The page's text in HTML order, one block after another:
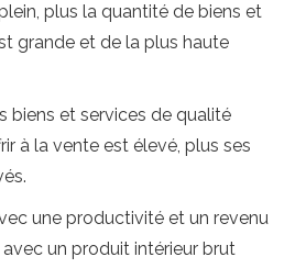
plus la quantité de biens et
grande et de la plus haute
biens et services de qualité
à la vente est élevé, plus ses
une productivité et un revenu
un produit intérieur brut